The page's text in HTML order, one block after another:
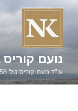
דילוג
נועם קוריס
עו"ד נועם קוריס טל' 0777060058